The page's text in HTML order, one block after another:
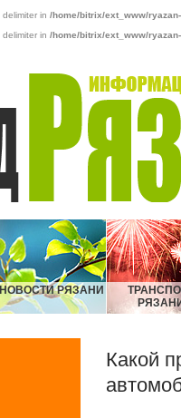
in /home/bitrix/ext_www/
in /home/bitrix/ext_www/
РЯЗАНИ
Какой